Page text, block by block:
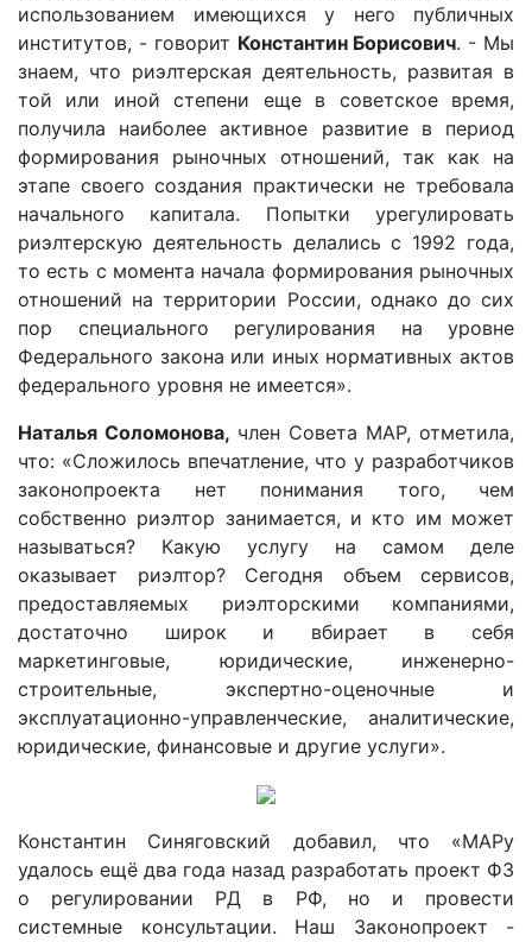
использованием имеющихся у него публичных
институтов, - говорит Константин Борисович. - Мы
знаем, что риэлтерская деятельность, развитая в
той или иной степени еще в советское время,
получила наиболее активное развитие в период
формирования рыночных отношений, так как на
этапе своего создания практически не требовала
начального капитала. Попытки урегулировать
риэлтерскую деятельность делались с 1992 года,
то есть с момента начала формирования рыночных
отношений на территории России, однако до сих
пор специального регулирования на уровне
Федерального закона или иных нормативных актов
федерального уровня не имеется».
Наталья Соломонова, член Совета МАР, отметила,
что: «Сложилось впечатление, что у разработчиков
законопроекта нет понимания того, чем
собственно риэлтор занимается, и кто им может
называться? Какую услугу на самом деле
оказывает риэлтор? Сегодня объем сервисов,
предоставляемых риэлторскими компаниями,
достаточно широк и вбирает в себя
маркетинговые, юридические, инженерно-
строительные, экспертно-оценочные и
эксплуатационно-управленческие, аналитические,
юридические, финансовые и другие услуги».
Константин Синяговский добавил, что «МАРу
удалось ещё два года назад разработать проект ФЗ
о регулировании РД в РФ, но и провести
системные консультации. Наш Законопроект -